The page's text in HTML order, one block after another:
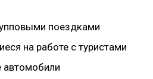
поездками
на работе с туристами
автомобили